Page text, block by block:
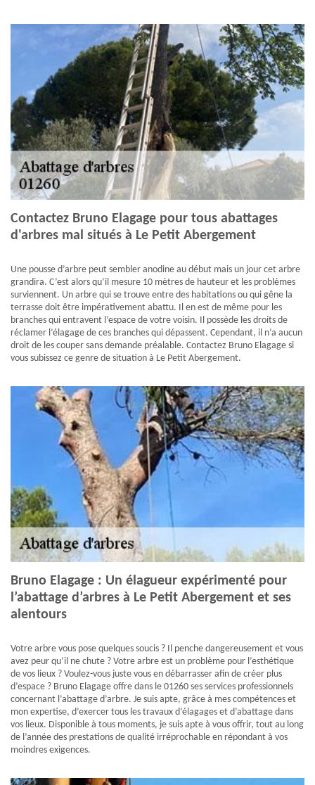
Contactez Bruno Elagage pour tous abattages
d'arbres mal situés à Le Petit Abergement
Une pousse d’arbre peut sembler anodine au début mais un jour cet arbre
grandira. C’est alors qu’il mesure 10 mètres de hauteur et les problèmes
surviennent. Un arbre qui se trouve entre des habitations ou qui gêne la
terrasse doit être impérativement abattu. Il en est de même pour les
branches qui entravent l’espace de votre voisin. Il possède les droits de
réclamer l’élagage de ces branches qui dépassent. Cependant, il n’a aucun
droit de les couper sans demande préalable. Contactez Bruno Elagage si
vous subissez ce genre de situation à Le Petit Abergement.
Bruno Elagage : Un élagueur expérimenté pour
l’abattage d’arbres à Le Petit Abergement et ses
alentours
Votre arbre vous pose quelques soucis ? Il penche dangereusement et vous
avez peur qu’il ne chute ? Votre arbre est un problème pour l’esthétique
de vos lieux ? Voulez-vous juste vous en débarrasser afin de créer plus
d’espace ? Bruno Elagage offre dans le 01260 ses services professionnels
concernant l’abattage d’arbre. Je suis apte, grâce à mes compétences et
mon expertise, d’exercer tous les travaux d’élagages et d’abattage dans
vos lieux. Disponible à tous moments, je suis apte à vous offrir, tout au long
de l’année des prestations de qualité irréprochable en répondant à vos
moindres exigences.